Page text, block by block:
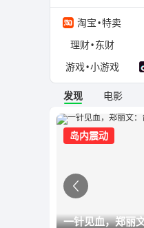
淘宝 •特卖
理财• 东财
游戏•小游戏
发现 电影
伊朗最高领袖穆
罕见逼宫！伊朗
一针见血，郑丽
岛内震动
历史性一天，给
公开挖俄罗斯墙
美国用AI制造出